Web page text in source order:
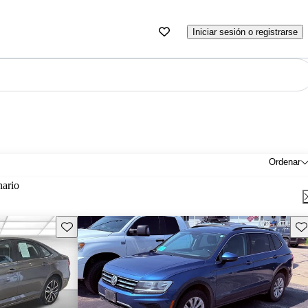
Iniciar sesión o registrarse
Ordenar
Guarda este Aviso